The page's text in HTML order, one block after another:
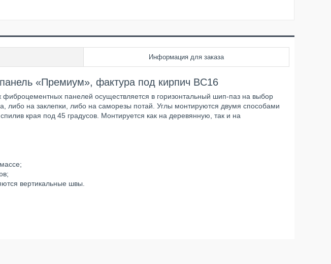
Информация для заказа
«Премиум», фактура под кирпич BC16
панелей осуществляется в горизонтальный шип-паз на выбор
либо на заклепки, либо на саморезы потай. Углы монтируются двумя способами
края под 45 градусов. Монтируется как на деревянную, так и на
вертикальные швы.